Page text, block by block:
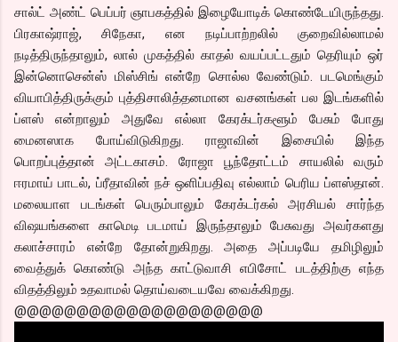
சால்ட் அண்ட் பெப்பர் ஞாபகத்தில் இழையோடிக் கொண்டேயிருந்தது.
பிரகாஷ்ராஜ், சிநேகா, என நடிப்பாற்றலில் குறைவில்லாமல்
நடித்திருந்தாலும், லால் முகத்தில் காதல் வயப்பட்டதும் தெரியும் ஒர்
இன்னொசென்ஸ் மிஸ்சிங் என்றே சொல்ல வேண்டும். படமெங்கும்
வியாபித்திருக்கும் புத்திசாலித்தனமான வசனங்கள் பல இடங்களில்
ப்ளஸ் என்றாலும் அதுவே எல்லா கேரக்டர்களூம் பேசும் போது
மைனஸாக போய்விடுகிறது. ராஜாவின் இசையில் இந்த
பொறப்புத்தான் அட்டகாசம். ரோஜா பூந்தோட்டம் சாயலில் வரும்
ஈரமாய் பாடல், ப்ரீதாவின் நச் ஒளிப்பதிவு எல்லாம் பெரிய ப்ளஸ்தான்.
மலையாள படங்கள் பெரும்பாலும் கேரக்டர்கல் அரசியல் சார்ந்த
விஷயங்களை காமெடி படமாய் இருந்தாலும் பேசுவது அவர்களது
கலாச்சாரம் என்றே தோன்றுகிறது. அதை அப்படியே தமிழிலும்
வைத்துக் கொண்டு அந்த காட்டுவாசி எபிசோட் படத்திற்கு எந்த
விதத்திலும் உதவாமல் தொய்வடையவே வைக்கிறது.
@@@@@@@@@@@@@@@@@@@@